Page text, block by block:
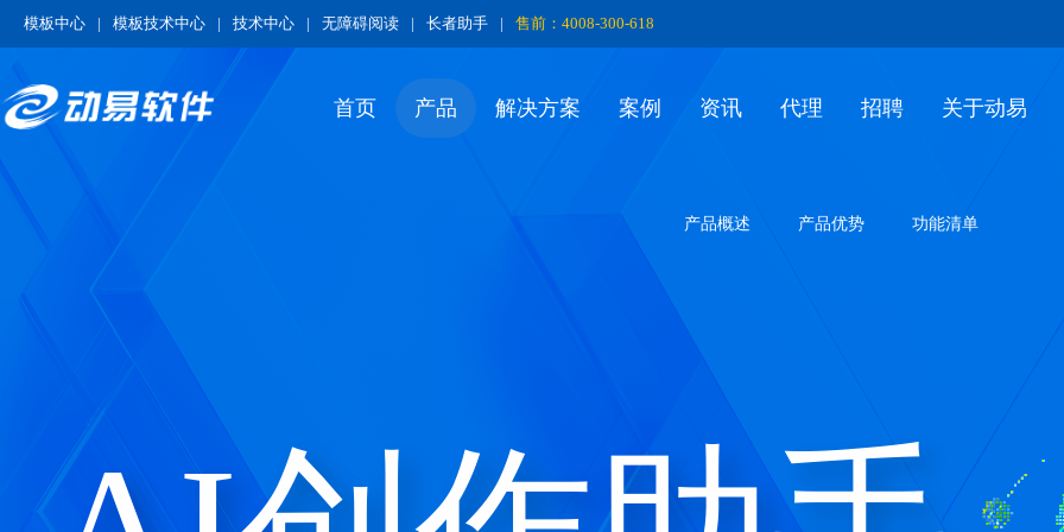
模板中心 | 模板技术中心 | 技术中心 | 无障碍阅读 | 长者助手 | 售前：4008-300-618
首页 产品 解决方案 案例 资讯 代理 招聘 关于动易
产品概述 产品优势 功能清单